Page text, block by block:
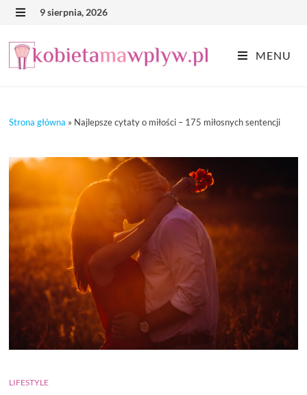
Skip
content
9 sierpnia, 2026
MENU
Strona główna » Najlepsze cytaty o miłości – 175 miłosnych sentencji
LIFESTYLE